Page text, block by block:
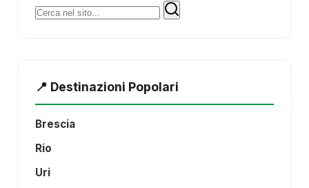
Cerca:
📍 Destinazioni Popolari
Brescia
Rio
Uri